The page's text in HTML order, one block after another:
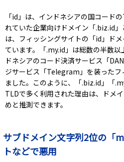
「id」は、インドネシアの国コード
れていた企業向けドメイン「.biz.id」
は、フィッシングサイトの「id」ド
ています。「.my.id」は総数の半数
ドネシアのコード決済サービス「
ジサービス「Telegram」を装った
ました。このように、「.biz.id」「
TLDで多く利用された理由は、ドメ
めと推測できます。
サブドメイン文字列2位の
トなどで悪用